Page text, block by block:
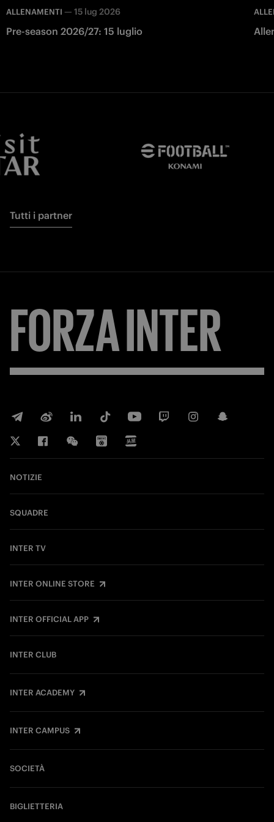
ALLENAMENTI — 15 lug 2026
Pre-season 2026/27: 15 luglio
Tutti i partner
FORZAINTER
NOTIZIE
SQUADRE
INTER TV
INTER ONLINE STORE
INTER OFFICIAL APP
INTER CLUB
INTER ACADEMY
INTER CAMPUS
SOCIETÀ
BIGLIETTERIA